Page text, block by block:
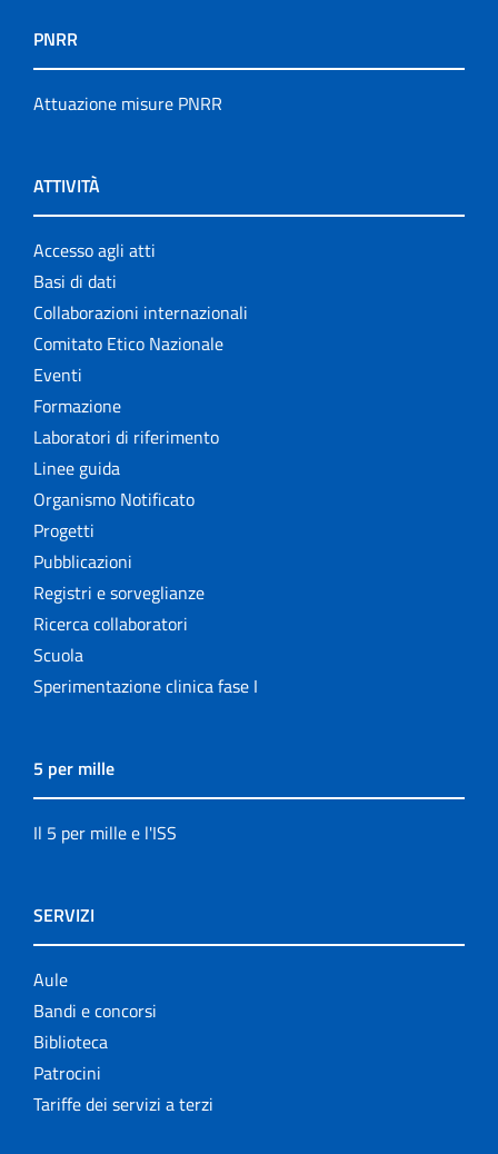
PNRR
Attuazione misure PNRR
ATTIVITÀ
Accesso agli atti
Basi di dati
Collaborazioni internazionali
Comitato Etico Nazionale
Eventi
Formazione
Laboratori di riferimento
Linee guida
Organismo Notificato
Progetti
Pubblicazioni
Registri e sorveglianze
Ricerca collaboratori
Scuola
Sperimentazione clinica fase I
5 per mille
Il 5 per mille e l'ISS
SERVIZI
Aule
Bandi e concorsi
Biblioteca
Patrocini
Tariffe dei servizi a terzi